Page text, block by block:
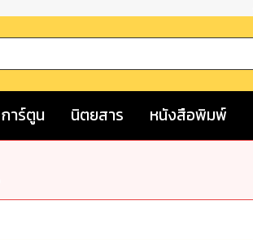
การ์ตูน นิตยสาร หนังสือพิมพ์